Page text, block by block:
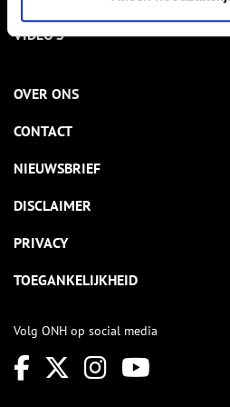
VIDEO’S
OVER ONS
CONTACT
NIEUWSBRIEF
DISCLAIMER
PRIVACY
TOEGANKELIJKHEID
Volg ONH op social media